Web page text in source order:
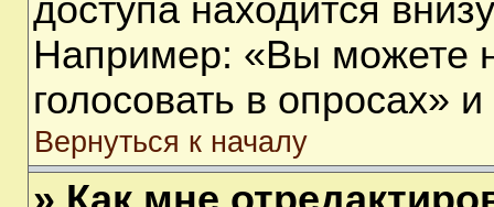
доступа находится
Например: «Вы можете
голосовать в опросах» и
Вернуться к началу